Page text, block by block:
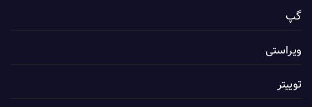
گپ
ویراستی
توییتر